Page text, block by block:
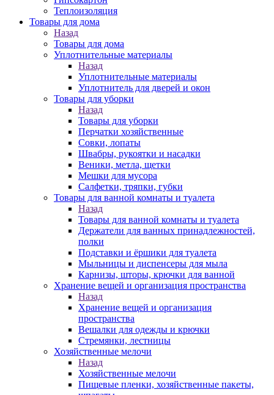
Теплоизоляция
Товары для дома
Назад
Товары для дома
Уплотнительные материалы
Назад
Уплотнительные материалы
Уплотнитель для дверей и окон
Товары для уборки
Назад
Товары для уборки
Перчатки хозяйственные
Совки, лопаты
Швабры, рукоятки и насадки
Веники, метла, щетки
Мешки для мусора
Салфетки, тряпки, губки
Товары для ванной комнаты и туалета
Назад
Товары для ванной комнаты и туалета
Держатели для ванных принадлежностей,
полки
Подставки и ёршики для туалета
Мыльницы и диспенсеры для мыла
Карнизы, шторы, крючки для ванной
Хранение вещей и организация пространства
Назад
Хранение вещей и организация
пространства
Вешалки для одежды и крючки
Стремянки, лестницы
Хозяйственные мелочи
Назад
Хозяйственные мелочи
Пищевые пленки, хозяйственные пакеты,